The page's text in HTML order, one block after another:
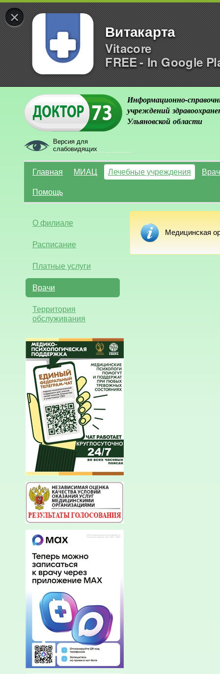
×
Витакарта
Vitacore
FREE - In Google
Версия для
слабовидящих
Информационно-
учреждений
Ульяновской области
Главная МИАЦ Лечебные учреждения
Помощь
О филиале
Расписание
Платные услуги
Врачи
Территория
обслуживания
Медицинская